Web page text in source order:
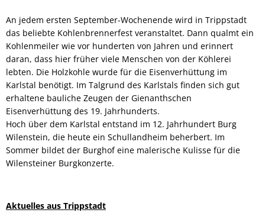
An jedem ersten September-Wochenende wird in Trippstadt
das beliebte Kohlenbrennerfest veranstaltet. Dann qualmt ein
Kohlenmeiler wie vor hunderten von Jahren und erinnert
daran, dass hier früher viele Menschen von der Köhlerei
lebten. Die Holzkohle wurde für die Eisenverhüttung im
Karlstal benötigt. Im Talgrund des Karlstals finden sich gut
erhaltene bauliche Zeugen der Gienanthschen
Eisenverhüttung des 19. Jahrhunderts.
Hoch über dem Karlstal entstand im 12. Jahrhundert Burg
Wilenstein, die heute ein Schullandheim beherbert. Im
Sommer bildet der Burghof eine malerische Kulisse für die
Wilensteiner Burgkonzerte.
Aktuelles aus Trippstadt